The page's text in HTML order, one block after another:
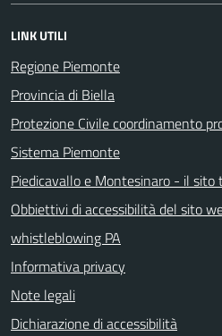
LINK UTILI
Regione Piemonte
Provincia di Biella
Protezione Civile coordinamento
Sistema Piemonte
Piedicavallo e Montesinaro - il sito
Obbiettivi di accessibilità del sito
whistleblowing PA
Informativa privacy
Note legali
Dichiarazione di accessibilità